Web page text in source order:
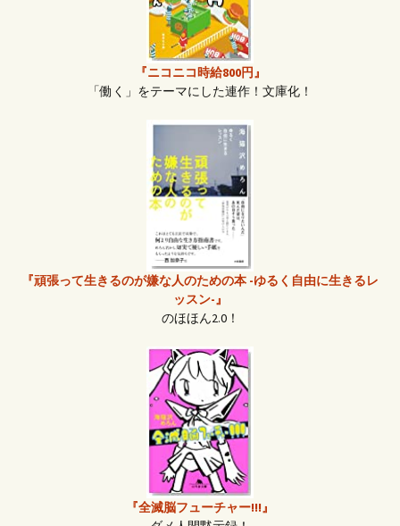
『ニコニコ時給800円』
「働く」をテーマにした連作！文庫化！
『頑張って生きるのが嫌な人のための本 -ゆるく自由に生きるレ
ッスン-』
のほほん2.0！
『全滅脳フューチャー!!!』